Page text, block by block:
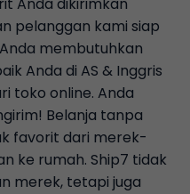
Anda dikirimkan
pelanggan kami siap
membutuhkan
Anda di AS & Inggris
toko online. Anda
Belanja tanpa
favorit dari merek-
ke rumah. Ship7 tidak
merek, tetapi juga